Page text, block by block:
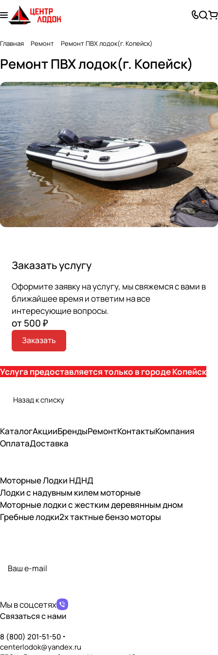
Главная Ремонт Ремонт ПВХ лодок(г. Копейск)
Ремонт ПВХ лодок(г. Копейск)
Заказать услугу
Оформите заявку на услугу, мы свяжемся с вами в
ближайшее время и ответим на все
интересующие вопросы.
от 500 ₽
Заказать
Услуга предоставляется только в городе Копейск
Назад к списку
КаталогАкцииБрендыРемонтКонтактыКомпания
ОплатаДоставка
Моторные Лодки НДНД
Лодки с надувным килем моторные
Моторные лодки с жестким деревянным дном
Гребные лодки2х тактные бензо моторы
Мы в соцсетях
Связаться с нами
8 (800) 201-51-50
centerlodok@yandex.ru